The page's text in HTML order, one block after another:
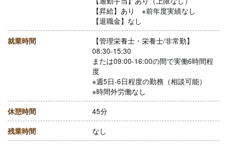
【昇給】あり ※前年度実績なし
【退職金】なし
就業時間
【管理栄養士・栄養士/非常勤】
08:30-15:30
または09:00-16:00の間で実働6時間程
度
※週5日-6日程度の勤務（相談可能）
※時間外労働なし
休憩時間 45分
残業時間 なし